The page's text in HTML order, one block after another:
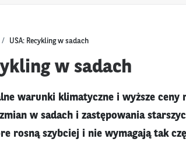
USA: Recykling w sadach
w sadach
warunki klimatyczne i wyższe ceny
w sadach i zastępowania
rosną szybciej i nie wymagają tak